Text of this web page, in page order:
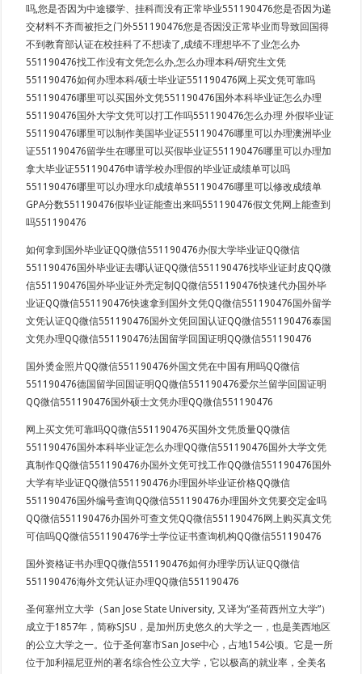
吗,您是否因为中途辍学、挂科而没有正常毕业551190476您是否因为递
交材料不齐而被拒之门外551190476您是否因没正常毕业而导致回国得
不到教育部认证在校挂科了不想读了,成绩不理想毕不了业怎么办
551190476找工作没有文凭怎么办,怎么办理本科/研究生文凭
551190476如何办理本科/硕士毕业证551190476网上买文凭可靠吗
551190476哪里可以买国外文凭551190476国外本科毕业证怎么办理
551190476国外大学文凭可以打工作吗551190476怎么办理 外假毕业证
551190476哪里可以制作美国毕业证551190476哪里可以办理澳洲毕业
证551190476留学生在哪里可以买假毕业证551190476哪里可以办理加
拿大毕业证551190476申请学校办理假的毕业证成绩单可以吗
551190476哪里可以办理水印成绩单551190476哪里可以修改成绩单
GPA分数551190476假毕业证能查出来吗551190476假文凭网上能查到
吗551190476
如何拿到国外毕业证QQ微信551190476办假大学毕业证QQ微信
551190476国外毕业证去哪认证QQ微信551190476找毕业证封皮QQ微
信551190476国外毕业证外壳定制QQ微信551190476快速代办国外毕
业证QQ微信551190476快速拿到国外文凭QQ微信551190476国外留学
文凭认证QQ微信551190476国外文凭回国认证QQ微信551190476泰国
文凭办理QQ微信551190476法国留学回国证明QQ微信551190476
国外烫金照片QQ微信551190476外国文凭在中国有用吗QQ微信
551190476德国留学回国证明QQ微信551190476爱尔兰留学回国证明
QQ微信551190476国外硕士文凭办理QQ微信551190476
网上买文凭可靠吗QQ微信551190476买国外文凭质量QQ微信
551190476国外本科毕业证怎么办理QQ微信551190476国外大学文凭
真制作QQ微信551190476办国外文凭可找工作QQ微信551190476国外
大学有毕业证QQ微信551190476办理国外毕业证价格QQ微信
551190476国外编号查询QQ微信551190476办理国外文凭要交定金吗
QQ微信551190476办国外可查文凭QQ微信551190476网上购买真文凭
可信吗QQ微信551190476学士学位证书查询机构QQ微信551190476
国外资格证书办理QQ微信551190476如何办理学历认证QQ微信
551190476海外文凭认证办理QQ微信551190476
圣何塞州立大学（San Jose State University, 又译为“圣荷西州立大学”）
成立于1857年，简称SJSU，是加州历史悠久的大学之一，也是美西地区
的公立大学之一。位于圣何塞市San Jose中心，占地154公顷。它是一所
位于加利福尼亚州的著名综合性公立大学，它以极高的就业率，全美名